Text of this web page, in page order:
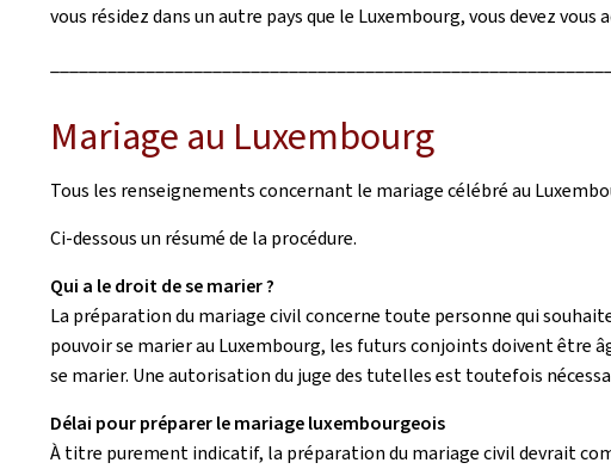
vous résidez dans un autre pays que le Luxembourg, vous devez
Mariage au Luxembourg
Tous les renseignements concernant le mariage célébré au
Ci-dessous un résumé de la procédure.
Qui a le droit de se marier ?
La préparation du mariage civil concerne toute personne qui
pouvoir se marier au Luxembourg, les futurs conjoints doivent être
se marier. Une autorisation du juge des tutelles est toutefois
Délai pour préparer le mariage luxembourgeois
À titre purement indicatif, la préparation du mariage civil devrait